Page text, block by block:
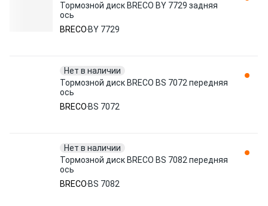
Тормозной диск BRECO BY 7729 задняя
ось
BRECO BY 7729
Нет в наличии
Тормозной диск BRECO BS 7072 передняя
ось
BRECO BS 7072
Нет в наличии
Тормозной диск BRECO BS 7082 передняя
ось
BRECO BS 7082